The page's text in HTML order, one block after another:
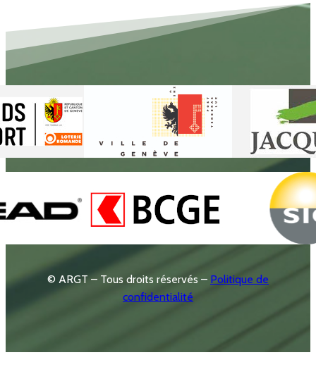
© ARGT – Tous droits réservés – Politique de
confidentialité